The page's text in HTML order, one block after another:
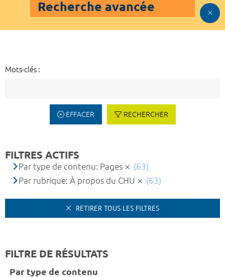
Recherche avancée
Mots-clés :
EFFACER RECHERCHER
FILTRES ACTIFS
Par type de contenu: Pages
(63)
Par rubrique: À propos du CHU
(63)
RETIRER TOUS LES FILTRES
FILTRE DE RÉSULTATS
Par type de contenu